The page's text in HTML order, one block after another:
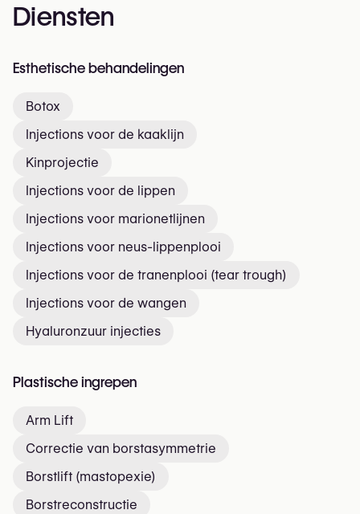
Diensten
Esthetische behandelingen
Botox
Injections voor de kaaklijn
Kinprojectie
Injections voor de lippen
Injections voor marionetlijnen
Injections voor neus-lippenplooi
Injections voor de tranenplooi (tear trough)
Injections voor de wangen
Hyaluronzuur injecties
Plastische ingrepen
Arm Lift
Correctie van borstasymmetrie
Borstlift (mastopexie)
Borstreconstructie